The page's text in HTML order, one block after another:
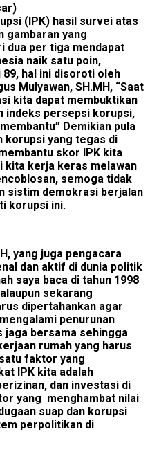
(IPK) hasil survei atas
gambaran yang
dua per tiga mendapat
naik satu poin,
hal ini disoroti oleh
Mulyawan, SH.MH, “Saat
kita dapat membuktikan
indeks persepsi korupsi,
Demikian pula
korupsi yang tegas di
skor IPK kita
kita kerja keras melawan
semoga tidak
sistim demokrasi berjalan
korupsi ini.
yang juga pengacara
dan aktif di dunia politik
saya baca di tahun 1998
sekarang
dipertahankan agar
penurunan
jaga bersama sehingga
rumah yang harus
faktor yang
IPK kita adalah
dan investasi di
yang menghambat nilai
suap dan korupsi
perpolitikan di